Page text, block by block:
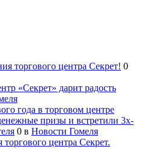
торгового центра Секрет! 0
«Секрет» дарит радость
года в торговом центре
призы и встретили 3х-
0 в Новости Гомеля
центра Секрет.